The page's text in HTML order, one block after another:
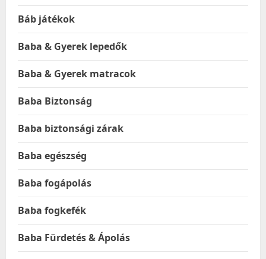
Báb játékok
Baba & Gyerek lepedők
Baba & Gyerek matracok
Baba Biztonság
Baba biztonsági zárak
Baba egészség
Baba fogápolás
Baba fogkefék
Baba Fürdetés & Ápolás